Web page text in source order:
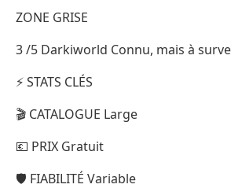
ZONE GRISE
3 /5 Darkiworld Connu, mais à
⚡ STATS CLÉS
🎬 CATALOGUE Large
💶 PRIX Gratuit
🛡️ FIABILITÉ Variable